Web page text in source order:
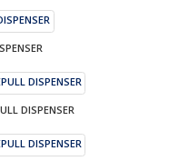
DISPENSER